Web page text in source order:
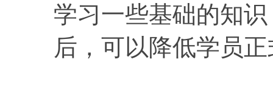
学习一些基础的知
后，可以降低学员